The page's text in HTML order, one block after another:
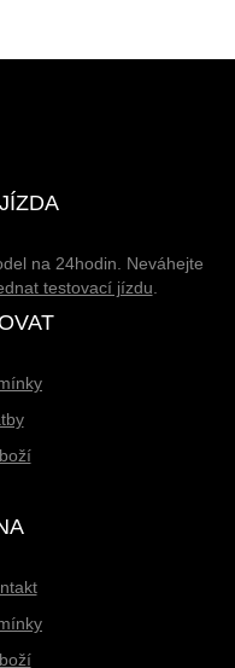
na 24hodin. Neváhejte
testovací jízdu